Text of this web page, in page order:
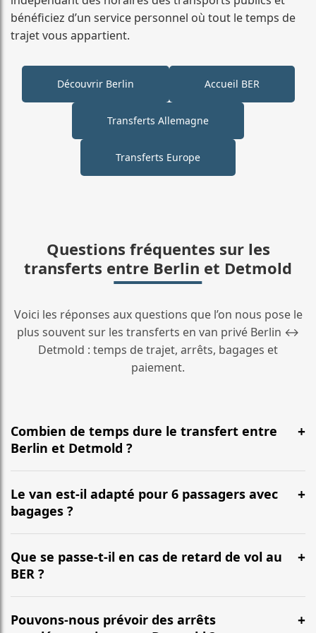
bénéficiez d’un service personnel où tout le temps de
trajet vous appartient.
Découvrir Berlin Accueil BER
Transferts Allemagne
Transferts Europe
Questions fréquentes sur les
transferts entre Berlin et Detmold
Voici les réponses aux questions que l’on nous pose le
plus souvent sur les transferts en van privé Berlin ↔
Detmold : temps de trajet, arrêts, bagages et
paiement.
Combien de temps dure le transfert entre
Berlin et Detmold ?
En général, la durée est d’environ 3 Std. 50 Min. pour
une distance d’environ 366 km. L’itinéraire emprunte le
plus souvent l’autoroute et peut varier selon le trafic.
Le van est-il adapté pour 6 passagers avec
bagages ?
Oui. Nos vans (Mercedes Classe V, VW Multivan) sont
conçus pour accueillir confortablement jusqu’à 6
passagers, avec une capacité habituelle de 6 à 7
Que se passe-t-il en cas de retard de vol au
BER ?
Nous suivons votre vol en temps réel. Votre chauffeur
ajuste l’heure de prise en charge, sans frais
Pouvons-nous prévoir des arrêts